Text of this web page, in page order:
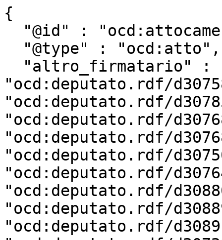
{
"ocd:deputato.rdf/
"ocd:deputato.rdf/
"ocd:deputato.rdf/
"ocd:deputato.rdf/
"ocd:deputato.rdf/
"ocd:deputato.rdf/
"ocd:deputato.rdf/
"ocd:deputato.rdf/
"ocd:deputato.rdf/